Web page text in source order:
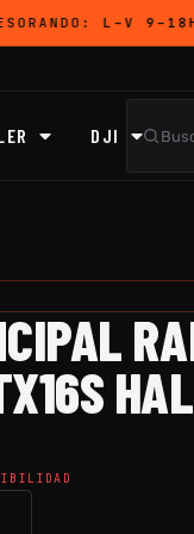
L–V 9–18H
DJI